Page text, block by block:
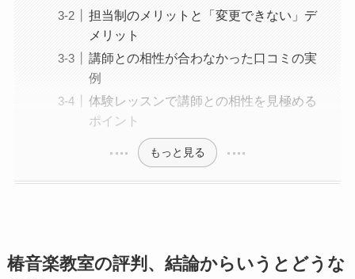
担当制のメリットと「変更できない」デ
メリット
講師との相性が合わなかった口コミの実
例
体験レッスンで講師との相性を見極める
ポイント
もっと見る
椿音楽教室の評判、結論からいうとどうな